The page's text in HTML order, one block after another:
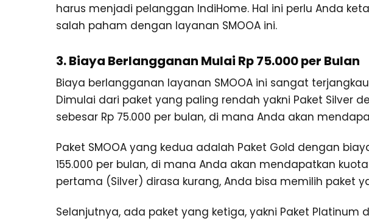
harus menjadi pelanggan IndiHome. Hal ini perlu Anda
salah paham dengan layanan SMOOA ini.
3. Biaya Berlangganan Mulai Rp 75.000 per Bulan
Biaya berlangganan layanan SMOOA ini sangat
Dimulai dari paket yang paling rendah yakni Paket Silver
sebesar Rp 75.000 per bulan, di mana Anda akan
Paket SMOOA yang kedua adalah Paket Gold dengan
155.000 per bulan, di mana Anda akan mendapatkan
pertama (Silver) dirasa kurang, Anda bisa memilih paket
Selanjutnya, ada paket yang ketiga, yakni Paket